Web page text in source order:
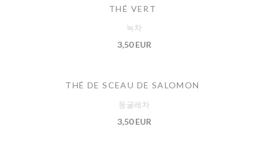
THÉ VERT
녹차
3,50 EUR
THÉ DE SCEAU DE SALOMON
둥굴레차
3,50 EUR